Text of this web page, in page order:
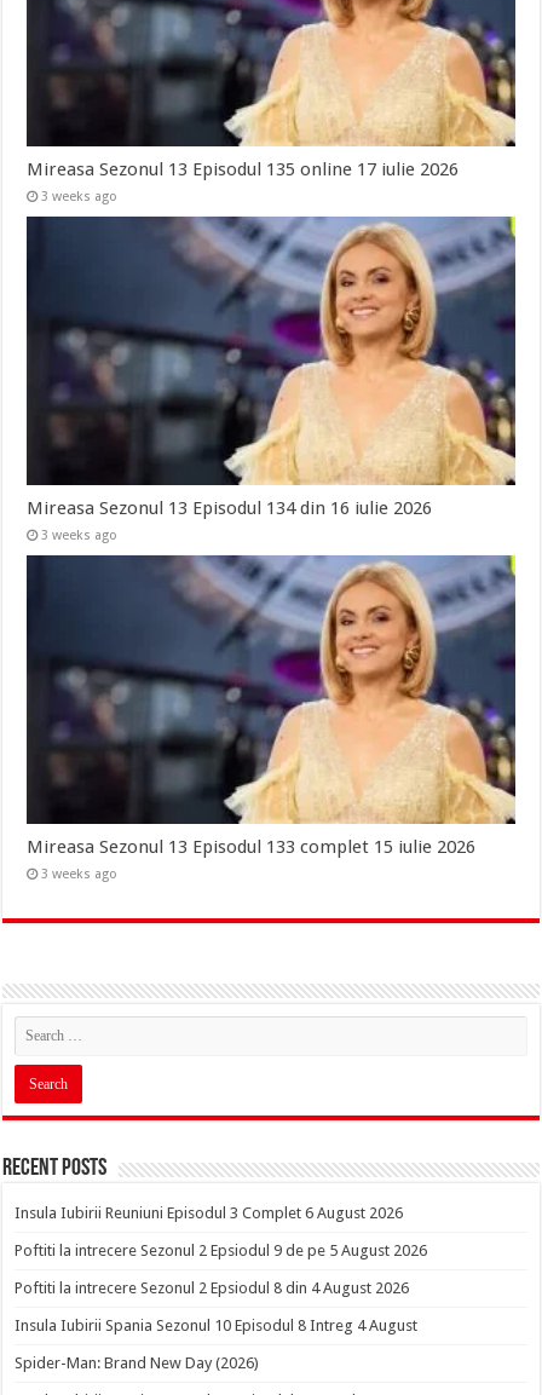
Mireasa Sezonul 13 Episodul 135 online 17 iulie 2026
3 weeks ago
Mireasa Sezonul 13 Episodul 134 din 16 iulie 2026
3 weeks ago
Mireasa Sezonul 13 Episodul 133 complet 15 iulie 2026
3 weeks ago
Recent Posts
Insula Iubirii Reuniuni Episodul 3 Complet 6 August 2026
Poftiti la intrecere Sezonul 2 Epsiodul 9 de pe 5 August 2026
Poftiti la intrecere Sezonul 2 Epsiodul 8 din 4 August 2026
Insula Iubirii Spania Sezonul 10 Episodul 8 Intreg 4 August
Spider-Man: Brand New Day (2026)